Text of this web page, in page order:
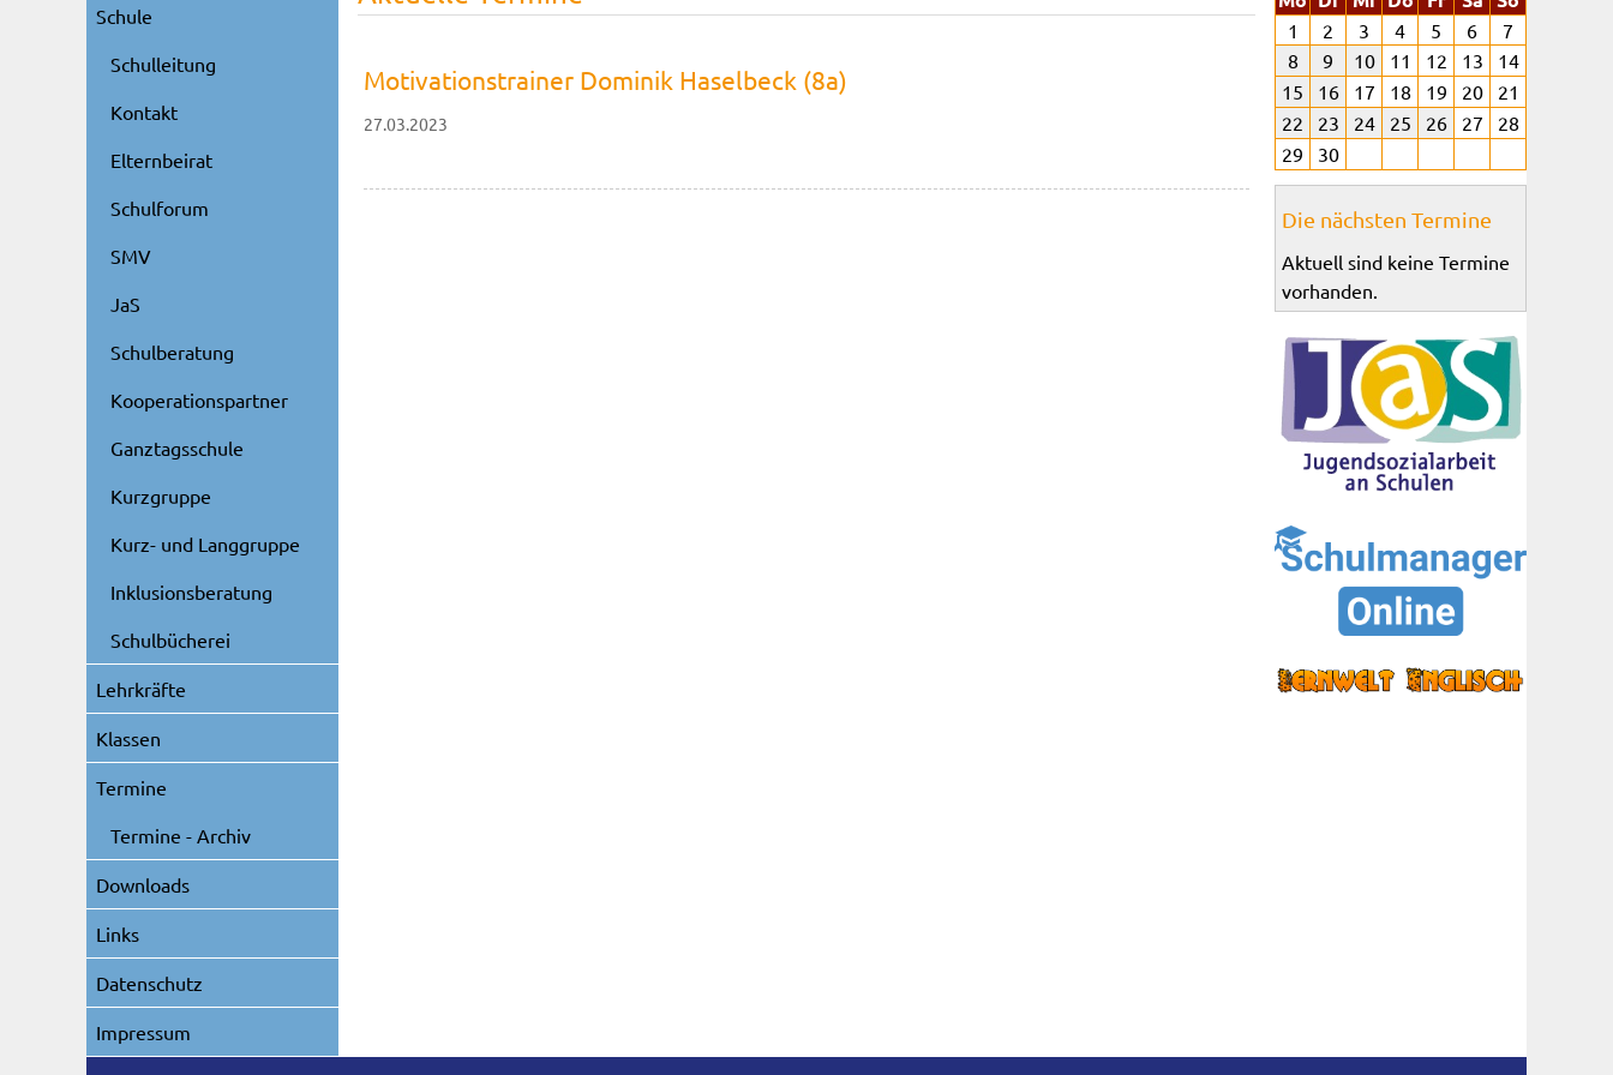
Motivationstrainer Dominik Haselbeck (8a)
27.03.2023
Schule
Schulleitung
Kontakt
Elternbeirat
Schulforum
SMV
JaS
Schulberatung
Kooperationspartner
Ganztagsschule
Kurzgruppe
Kurz- und Langgruppe
Inklusionsberatung
Schulbücherei
Lehrkräfte
Klassen
Termine
Termine - Archiv
Downloads
Links
Datenschutz
Impressum
1 2 3 4 5 6
7
8
9 10 11 12 13
14
15
16 17 18 19 20
21
22
23 24 25 26 27
28
29
30
Die nächsten Termine
Aktuell sind keine Termine
vorhanden.